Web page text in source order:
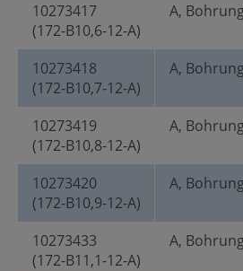
10273417
(172-B10,6-12-A)
A,
10273418
(172-B10,7-12-A)
A,
10273419
(172-B10,8-12-A)
A,
10273420
(172-B10,9-12-A)
A,
10273433
(172-B11,1-12-A)
A,